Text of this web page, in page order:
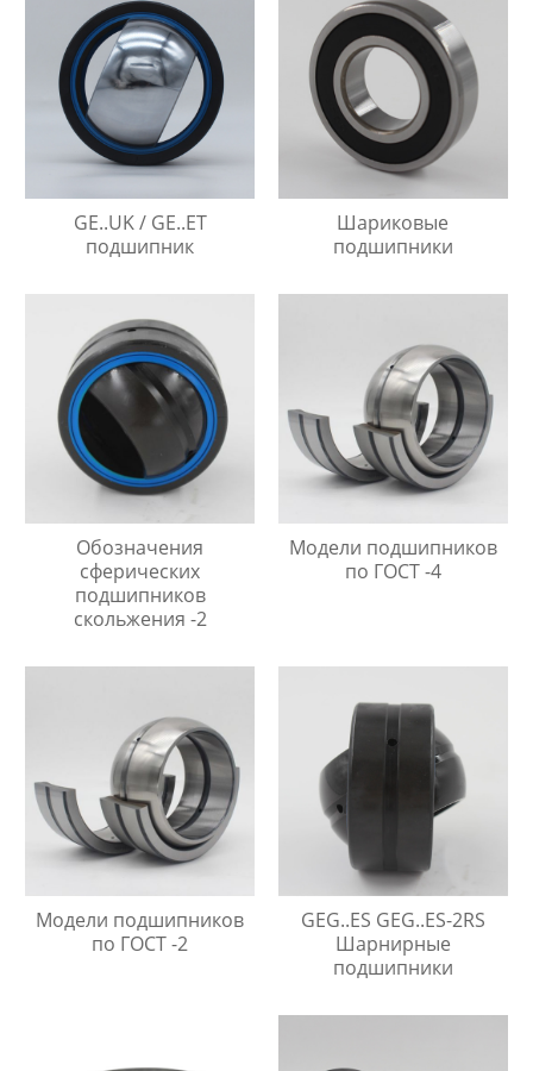
GE..UK / GE..ET
подшипник
Шариковые
подшипники
Обозначения
сферических
подшипников
скольжения -2
Модели подшипников
по ГОСТ -4
Модели подшипников
по ГОСТ -2
GEG..ES GEG..ES-2RS
Шарнирные
подшипники